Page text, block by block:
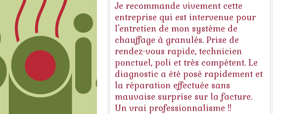
Je recommande vivement cette
entreprise qui est intervenue pour
l'entretien de mon système de
chauffage à granulés. Prise de
rendez-vous rapide, technicien
ponctuel, poli et très compétent. Le
diagnostic a été posé rapidement et
la réparation effectuée sans
mauvaise surprise sur la facture.
Un vrai professionnalisme !!